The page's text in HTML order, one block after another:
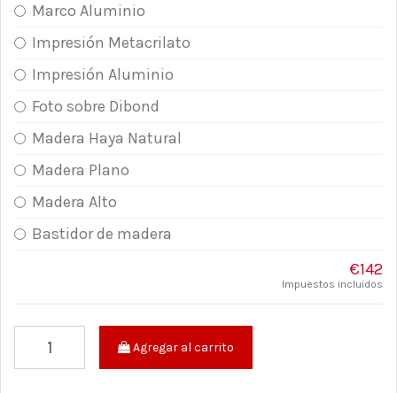
Marco Aluminio
Impresión Metacrilato
Impresión Aluminio
Foto sobre Dibond
Madera Haya Natural
Madera Plano
Madera Alto
Bastidor de madera
€142
Impuestos incluidos
Agregar al carrito